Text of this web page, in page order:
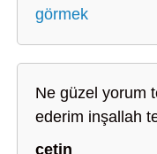
görmek
Ne güzel yorum
ederim inşallah
çetin